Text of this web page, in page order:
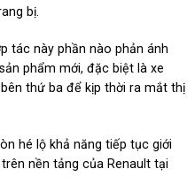
bị.
tác này phần nào phản ánh
phẩm mới, đặc biệt là xe
thứ ba để kịp thời ra mắt thị
hé lộ khả năng tiếp tục giới
nền tảng của Renault tại